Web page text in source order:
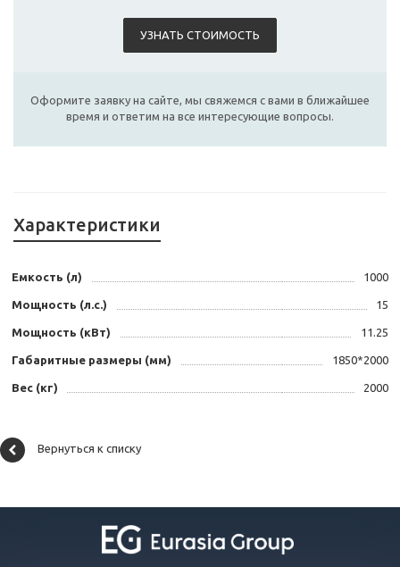
УЗНАТЬ СТОИМОСТЬ
Оформите заявку на сайте, мы свяжемся с вами в ближайшее
время и ответим на все интересующие вопросы.
Характеристики
Емкость (л) 1000
Мощность (л.с.) 15
Мощность (кВт) 11.25
Габаритные размеры (мм) 1850*2000
Вес (кг) 2000
Вернуться к списку